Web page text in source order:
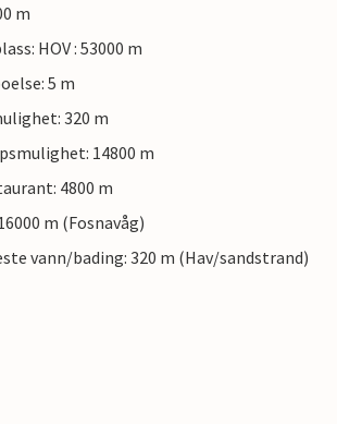
m
HOV : 53000 m
5 m
320 m
14800 m
4800 m
m (Fosnavåg)
vann/bading: 320 m (Hav/sandstrand)